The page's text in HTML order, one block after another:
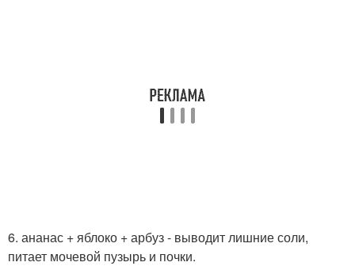
6. ананас + яблоко + арбуз - выводит лишние соли,
питает мочевой пузырь и почки.